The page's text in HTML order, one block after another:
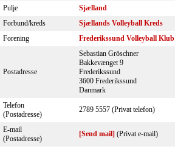
Pulje
Sjælland
Forbund/kreds
Sjællands Volleyball Kreds
Forening
Frederikssund Volleyball Klub
Postadresse
Sebastian Gröschner
Bakkevænget 9
Frederikssund
3600 Frederikssund
Danmark
Telefon
(Postadresse)
2789 5557 (Privat telefon)
E-mail
(Postadresse)
[Send mail] (Privat e-mail)